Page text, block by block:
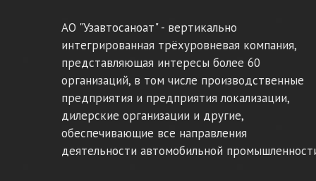
АО "Узавтосаноат" - вертикально
интегрированная трёхуровневая компания,
представляющая интересы более 60
организаций, в том числе производственные
предприятия и предприятия локализации,
дилерские организации и другие,
обеспечивающие все направления
деятельности автомобильной